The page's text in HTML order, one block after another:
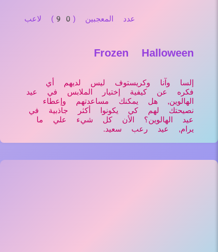
عدد المعجبين (90) لاعب
Frozen Halloween
إلسا وآنا وكريستوف ليس لديهم أي
فكره عن كيفية إختيار الملابس في عيد
الهالوين, هل يمكنك مساعدتهم وإعطاء
نصيحتك لهم كي يكونوا أكثر جاذبية في
عيد الهالوين؟ الأن كل شيء علي ما
يرام, عيد رعب سعيد.